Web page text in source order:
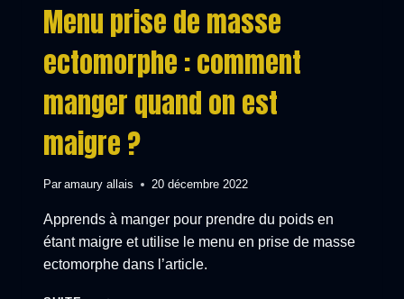
Menu prise de masse
ectomorphe : comment
manger quand on est
maigre ?
Par amaury allais 20 décembre 2022
Apprends à manger pour prendre du poids en
étant maigre et utilise le menu en prise de masse
ectomorphe dans l’article.